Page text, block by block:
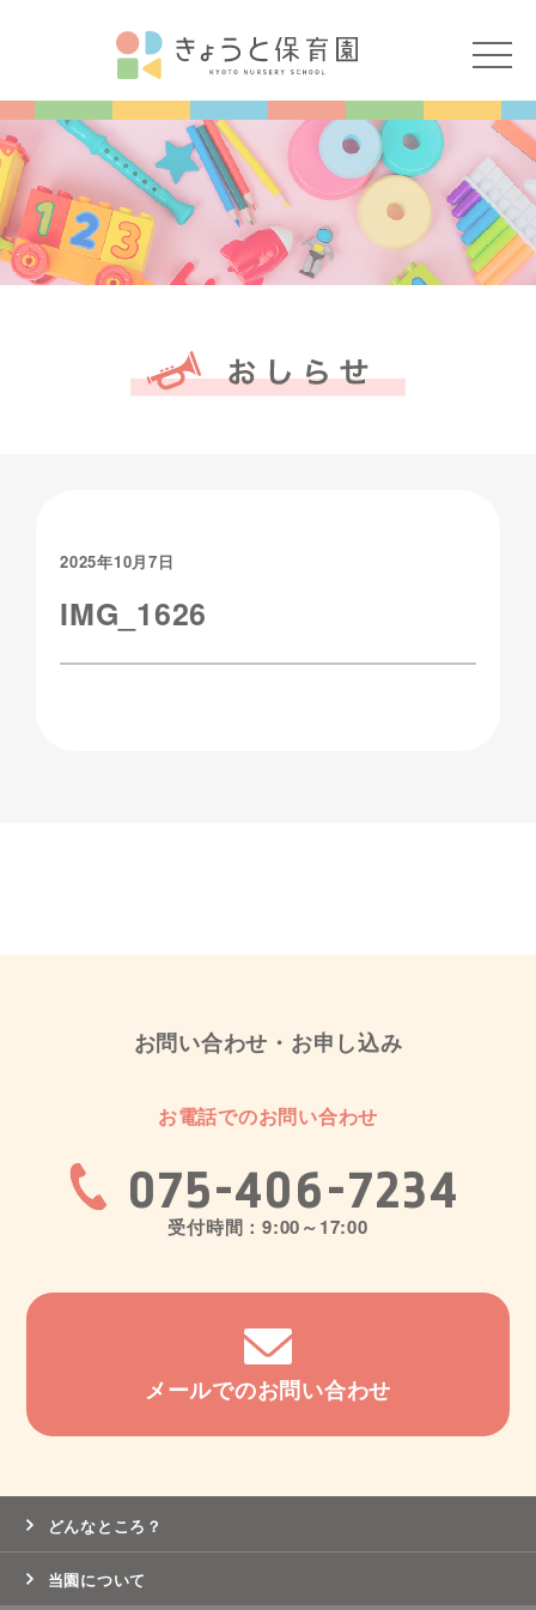
2025年10月7日
IMG_1626
お問い合わせ・お申し込み
お電話でのお問い合わせ
075-406-7234
受付時間：9:00～17:00
メールでのお問い合わせ
どんなところ？
当園について